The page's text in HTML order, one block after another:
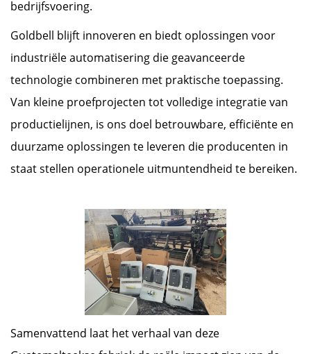
bedrijfsvoering.
Goldbell blijft innoveren en biedt oplossingen voor
industriële automatisering die geavanceerde
technologie combineren met praktische toepassing.
Van kleine proefprojecten tot volledige integratie van
productielijnen, is ons doel betrouwbare, efficiënte en
duurzame oplossingen te leveren die producenten in
staat stellen operationele uitmuntendheid te bereiken.
Samenvattend laat het verhaal van deze